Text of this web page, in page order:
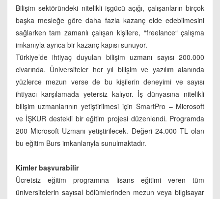
Bilişim sektöründeki nitelikli işgücü açığı, çalışanların birçok
başka mesleğe göre daha fazla kazanç elde edebilmesini
sağlarken tam zamanlı çalışan kişilere, “freelance“ çalışma
imkanıyla ayrıca bir kazanç kapısı sunuyor.
Türkiye’de ihtiyaç duyulan bilişim uzmanı sayısı 200.000
civarında. Üniversiteler her yıl bilişim ve yazılım alanında
yüzlerce mezun verse de bu kişilerin deneyimi ve sayısı
ihtiyacı karşılamada yetersiz kalıyor. İş dünyasına nitelikli
bilişim uzmanlarının yetiştirilmesi için SmartPro – Microsoft
ve İŞKUR destekli bir eğitim projesi düzenlendi. Programda
200 Microsoft Uzmanı yetiştirilecek. Değeri 24.000 TL olan
bu eğitim Burs imkanlarıyla sunulmaktadır.
Kimler başvurabilir
Ücretsiz eğitim programına lisans eğitimi veren tüm
üniversitelerin sayısal bölümlerinden mezun veya bilgisayar